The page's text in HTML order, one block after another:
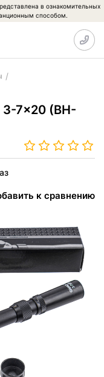
в ознакомительных
способом.
3-7x20 (BH-
к сравнению